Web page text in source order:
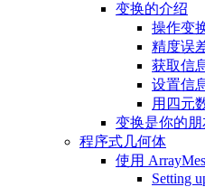
变换的介绍
操作变
精度误
获取信
设置信
用四元
变换是你的朋
程序式几何体
使用
Setting